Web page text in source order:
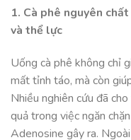
1. Cà phê nguyên
và thể lực
Uống cà phê không chỉ
mất tỉnh táo, mà còn
Nhiều nghiên cứu đã
quả trong việc ngăn
Adenosine gây ra.